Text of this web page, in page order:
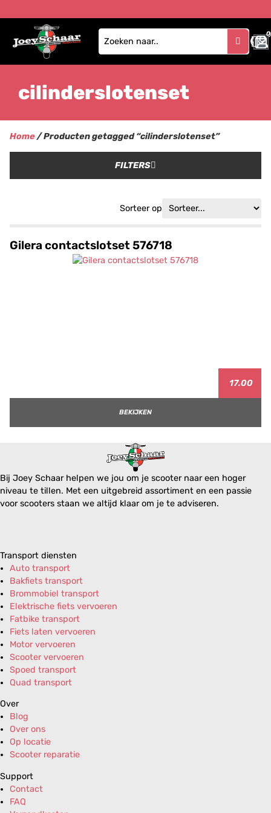
0
0
cilinderslotenset
Home/ Producten getagged “cilinderslotenset”
FILTERS
Sorteer op
Gilera contactslotset 576718
17.00
BEKIJKEN
Bij Joey Schaar helpen we jou om je scooter naar een hoger
niveau te tillen. Met een uitgebreid assortiment en een passie
voor scooters staan we altijd klaar om je te adviseren.
Transport diensten
Auto transport
Bakfiets transport
Brommobiel transport
Elektrische fiets vervoeren
Fatbike transport
Fiets laten vervoeren
Motor vervoeren
Scooter vervoeren
Spoed transport
Quad transport
Over
Blog
Over ons
Op locatie
Scooter reparatie
Support
Contact
FAQ